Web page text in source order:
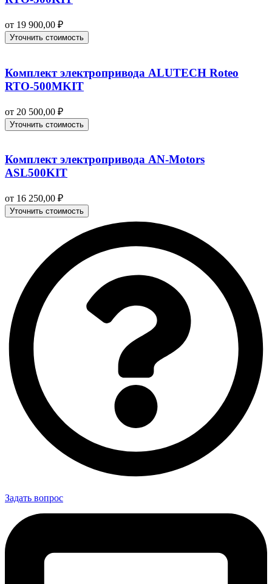
от 19 900,00 ₽
Уточнить стоимость
Комплект электропривода ALUTECH Roteo
RTO-500MKIT
от 20 500,00 ₽
Уточнить стоимость
Комплект электропривода AN-Motors
ASL500KIT
от 16 250,00 ₽
Уточнить стоимость
Задать вопрос